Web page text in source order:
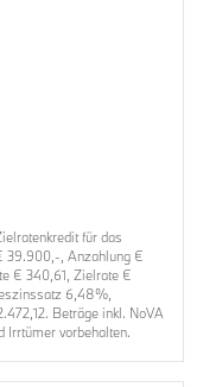
für das
39.900,-, Anzahlung €
€ 340,61, Zielrate €
6,48%,
Beträge inkl. NoVA
Irrtümer vorbehalten.